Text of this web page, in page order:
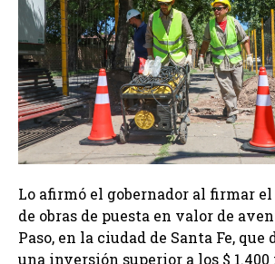
Lo afirmó el gobernador al firmar
de obras de puesta en valor de
Paso, en la ciudad de Santa Fe, que
una inversión superior a los $